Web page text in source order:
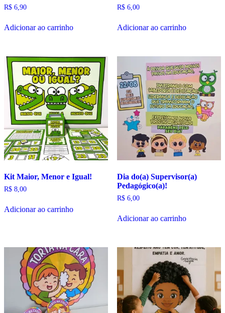
R$ 6,90
Adicionar ao carrinho
R$6,00
Adicionar ao carrinho
Kit Maior, Menor e Igual!
R$ 8,00
Adicionar ao carrinho
Dia do(a) Supervisor(a)
Pedagógico(a)!
R$6,00
Adicionar ao carrinho